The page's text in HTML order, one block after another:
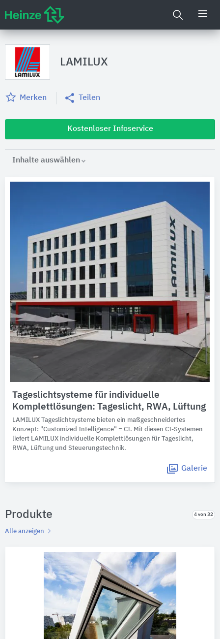
LAMILUX
Merken Teilen
Kostenloser Infoservice
Inhalte auswählen
Tageslichtsysteme für individuelle
Komplettlösungen: Tageslicht, RWA, Lüftung
LAMILUX Tageslichtsysteme bieten ein maßgeschneidertes
Konzept: "Customized Intelligence" = CI. Mit diesen CI-Systemen
liefert LAMILUX individuelle Komplettlösungen für Tageslicht,
RWA, Lüftung und Steuerungstechnik.
Galerie
Produkte 4 von 32
Alle anzeigen